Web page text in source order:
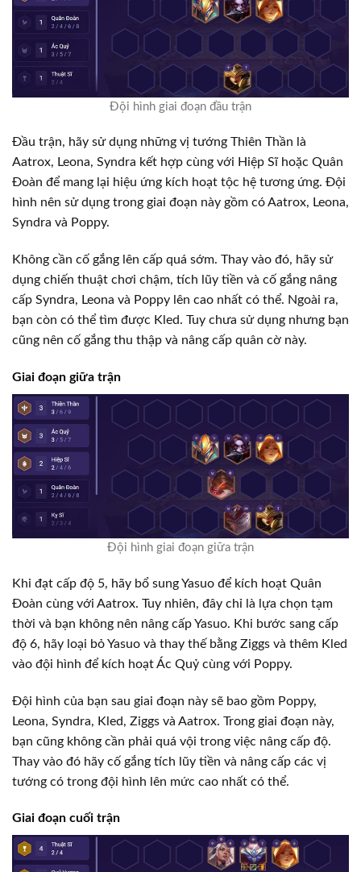
Đội hình giai đoạn đầu trận
Đầu trận, hãy sử dụng những vị tướng Thiên Thần là
Aatrox, Leona, Syndra kết hợp cùng với Hiệp Sĩ hoặc Quân
Đoàn để mang lại hiệu ứng kích hoạt tộc hệ tương ứng. Đội
hình nên sử dụng trong giai đoạn này gồm có Aatrox, Leona,
Syndra và Poppy.
Không cần cố gắng lên cấp quá sớm. Thay vào đó, hãy sử
dụng chiến thuật chơi chậm, tích lũy tiền và cố gắng nâng
cấp Syndra, Leona và Poppy lên cao nhất có thể. Ngoài ra,
bạn còn có thể tìm được Kled. Tuy chưa sử dụng nhưng bạn
cũng nên cố gắng thu thập và nâng cấp quân cờ này.
Giai đoạn giữa trận
Đội hình giai đoạn giữa trận
Khi đạt cấp độ 5, hãy bổ sung Yasuo để kích hoạt Quân
Đoàn cùng với Aatrox. Tuy nhiên, đây chỉ là lựa chọn tạm
thời và bạn không nên nâng cấp Yasuo. Khi bước sang cấp
độ 6, hãy loại bỏ Yasuo và thay thế bằng Ziggs và thêm Kled
vào đội hình để kích hoạt Ác Quỷ cùng với Poppy.
Đội hình của bạn sau giai đoạn này sẽ bao gồm Poppy,
Leona, Syndra, Kled, Ziggs và Aatrox. Trong giai đoạn này,
bạn cũng không cần phải quá vội trong việc nâng cấp độ.
Thay vào đó hãy cố gắng tích lũy tiền và nâng cấp các vị
tướng có trong đội hình lên mức cao nhất có thể.
Giai đoạn cuối trận